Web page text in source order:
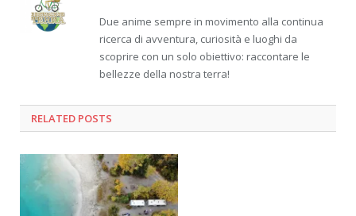
Due anime sempre in movimento alla continua
ricerca di avventura, curiosità e luoghi da
scoprire con un solo obiettivo: raccontare le
bellezze della nostra terra!
RELATED POSTS